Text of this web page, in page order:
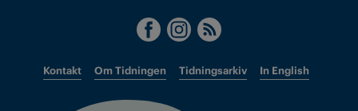
Kontakt Om Tidningen Tidningsarkiv In English